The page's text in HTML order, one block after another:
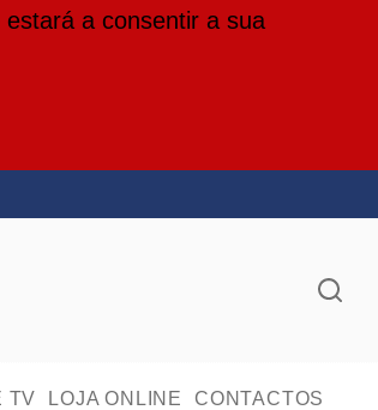
a consentir a sua
TV LOJA ONLINE CONTACTOS